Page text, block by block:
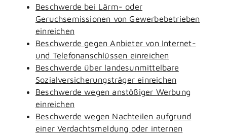
Beschwerde bei Lärm- oder
Geruchsemissionen von Gewerbebetrieben
einreichen
Beschwerde gegen Anbieter von Internet-
und Telefonanschlüssen einreichen
Beschwerde über landesunmittelbare
Sozialversicherungsträger einreichen
Beschwerde wegen anstößiger Werbung
einreichen
Beschwerde wegen Nachteilen aufgrund
einer Verdachtsmeldung oder internen